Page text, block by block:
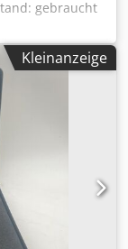
gebraucht
Kleinanzeige